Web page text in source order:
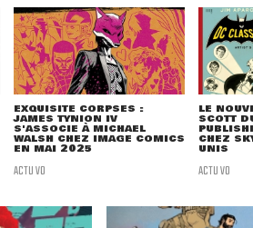
EXQUISITE CORPSES :
JAMES TYNION IV
S'ASSOCIE À MICHAEL
WALSH CHEZ IMAGE COMICS
EN MAI 2025
ACTU VO
LE
SCOTT
CHEZ
UNIS
ACTU VO